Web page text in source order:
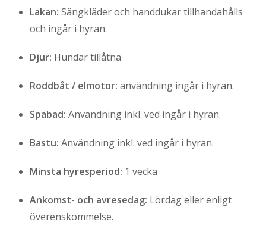
Lakan: Sängkläder och handdukar tillhandahålls
och ingår i hyran.
Djur: Hundar tillåtna
Roddbåt / elmotor: användning ingår i hyran.
Spabad: Användning inkl. ved ingår i hyran.
Bastu: Användning inkl. ved ingår i hyran.
Minsta hyresperiod: 1 vecka
Ankomst- och avresedag: Lördag eller enligt
överenskommelse.